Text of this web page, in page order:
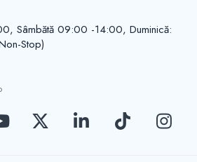
Sâmbătă 09:00 -14:00, Duminică:
Stop)